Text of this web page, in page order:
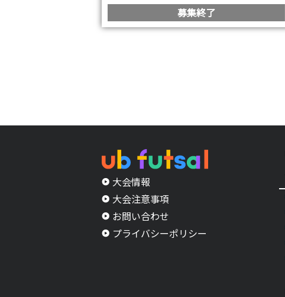
募集終了
大会情報
大会注意事項
お問い合わせ
プライバシーポリシー